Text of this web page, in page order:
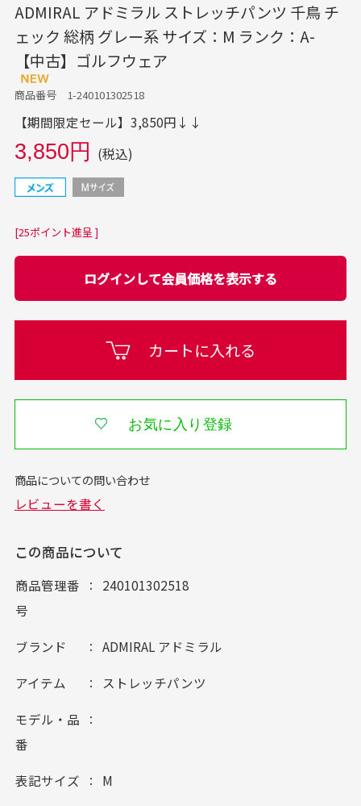
ADMIRAL アドミラル ストレッチパンツ 千鳥 チ
ェック 総柄 グレー系 サイズ：M ランク：A-
【中古】ゴルフウェア
商品番号 1-240101302518
【期間限定セール】3,850円↓↓
3,850円 (税込)
[25ポイント進呈 ]
ログインして会員価格を表示する
カートに入れる
お気に入り登録
この商品について
商品管理番
号
240101302518
ブランド ADMIRAL アドミラル
アイテム ストレッチパンツ
モデル・品
番
表記サイズ M